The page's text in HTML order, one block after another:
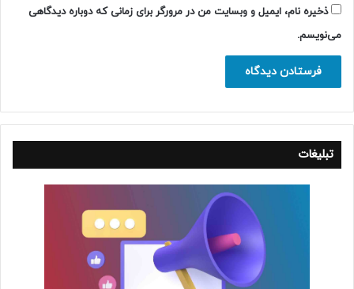
ذخیره نام، ایمیل و وبسایت من در مرورگر برای زمانی که دوباره دیدگاهی
می‌نویسم.
تبلیغات